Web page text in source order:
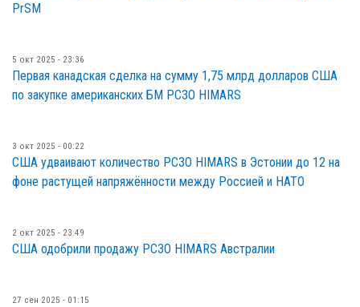
PrSM
5 окт 2025 - 23:36
Первая канадская сделка на сумму 1,75 млрд долларов США
по закупке американских БМ РСЗО HIMARS
3 окт 2025 - 00:22
США удваивают количество РСЗО HIMARS в Эстонии до 12 на
фоне растущей напряжённости между Россией и НАТО
2 окт 2025 - 23:49
США одобрили продажу РСЗО HIMARS Австралии
27 сен 2025 - 01:15